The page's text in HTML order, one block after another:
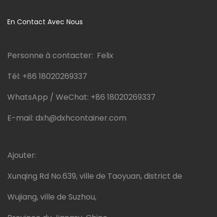
En Contact Avec Nous
Personne à contacter: Felix
Tél: +86 18020269337
WhatsApp / WeChat: +86 18020269337
E-mail: dxh@dxhcontainer.com
Ajouter:
Xunqing Rd No.639, ville de Taoyuan, district de
Wujiang, ville de Suzhou,